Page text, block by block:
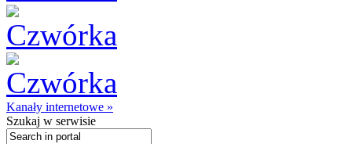
Kanały internetowe »
Szukaj w serwisie